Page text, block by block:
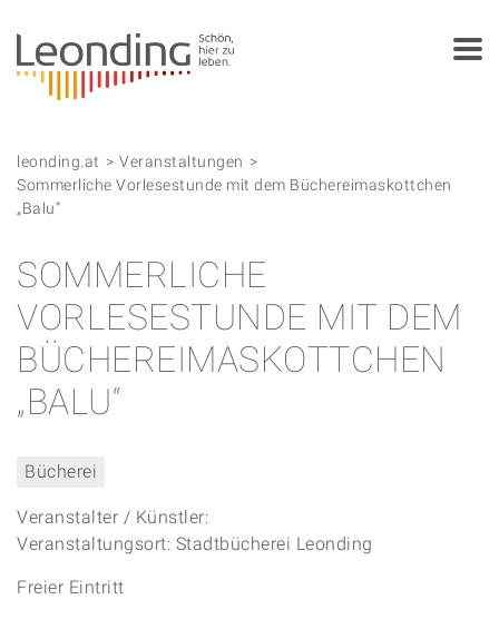
leonding.at
Veranstaltungen
Sommerliche Vorlesestunde mit dem Büchereimaskottchen
„Balu“
SOMMERLICHE
VORLESESTUNDE MIT DEM
BÜCHEREIMASKOTTCHEN
„BALU“
Bücherei
Veranstalter / Künstler:
Veranstaltungsort: Stadtbücherei Leonding
Freier Eintritt